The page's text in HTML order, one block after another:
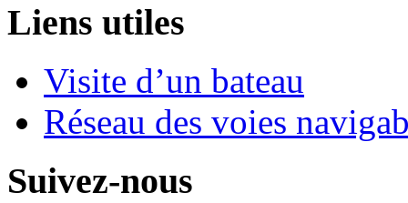
Liens utiles
Visite d’un bateau
Réseau des voies
Suivez-nous